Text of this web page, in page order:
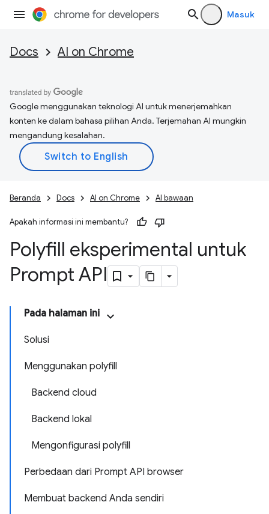
Masuk
Docs AI on Chrome
Google menggunakan teknologi AI untuk menerjemahkan
konten ke dalam bahasa pilihan Anda. Terjemahan AI mungkin
mengandung kesalahan.
Beranda Docs AI on Chrome AI bawaan
Apakah informasi ini membantu?
Polyfill eksperimental untuk
Prompt API
Pada halaman ini
Solusi
Menggunakan polyfill
Backend cloud
Backend lokal
Mengonfigurasi polyfill
Perbedaan dari Prompt API browser
Membuat backend Anda sendiri